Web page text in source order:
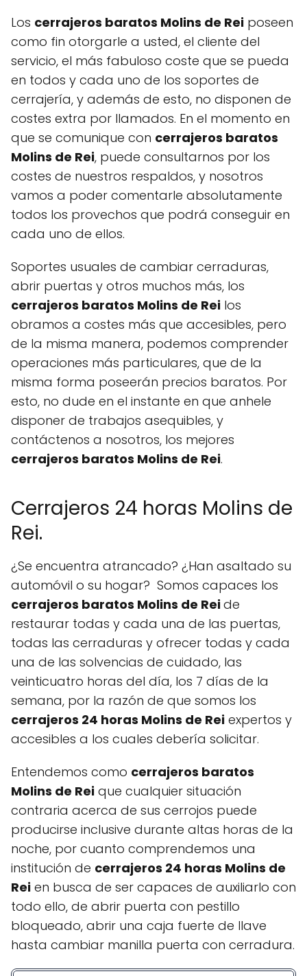
Los cerrajeros baratos Molins de Rei poseen
como fin otorgarle a usted, el cliente del
servicio, el más fabuloso coste que se pueda
en todos y cada uno de los soportes de
cerrajería, y además de esto, no disponen de
costes extra por llamados. En el momento en
que se comunique con cerrajeros baratos
Molins de Rei, puede consultarnos por los
costes de nuestros respaldos, y nosotros
vamos a poder comentarle absolutamente
todos los provechos que podrá conseguir en
cada uno de ellos.
Soportes usuales de cambiar cerraduras,
abrir puertas y otros muchos más, los
cerrajeros baratos Molins de Rei los
obramos a costes más que accesibles, pero
de la misma manera, podemos comprender
operaciones más particulares, que de la
misma forma poseerán precios baratos. Por
esto, no dude en el instante en que anhele
disponer de trabajos asequibles, y
contáctenos a nosotros, los mejores
cerrajeros baratos Molins de Rei.
Cerrajeros 24 horas Molins de
Rei.
¿Se encuentra atrancado? ¿Han asaltado su
automóvil o su hogar? Somos capaces los
cerrajeros baratos Molins de Reide
restaurar todas y cada una de las puertas,
todas las cerraduras y ofrecer todas y cada
una de las solvencias de cuidado, las
veinticuatro horas del día, los 7 días de la
semana, por la razón de que somos los
cerrajeros 24 horas Molins de Rei expertos y
accesibles a los cuales debería solicitar.
Entendemos como cerrajeros baratos
Molins de Rei que cualquier situación
contraria acerca de sus cerrojos puede
producirse inclusive durante altas horas de la
noche, por cuanto comprendemos una
institución de cerrajeros 24 horas Molins de
Rei en busca de ser capaces de auxiliarlo con
todo ello, de abrir puerta con pestillo
bloqueado, abrir una caja fuerte de llave
hasta cambiar manilla puerta con cerradura.